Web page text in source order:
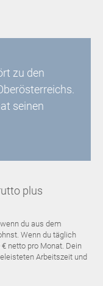
zu den
seinen
plus
du aus dem
Wenn du täglich
netto pro Monat. Dein
Arbeitszeit und